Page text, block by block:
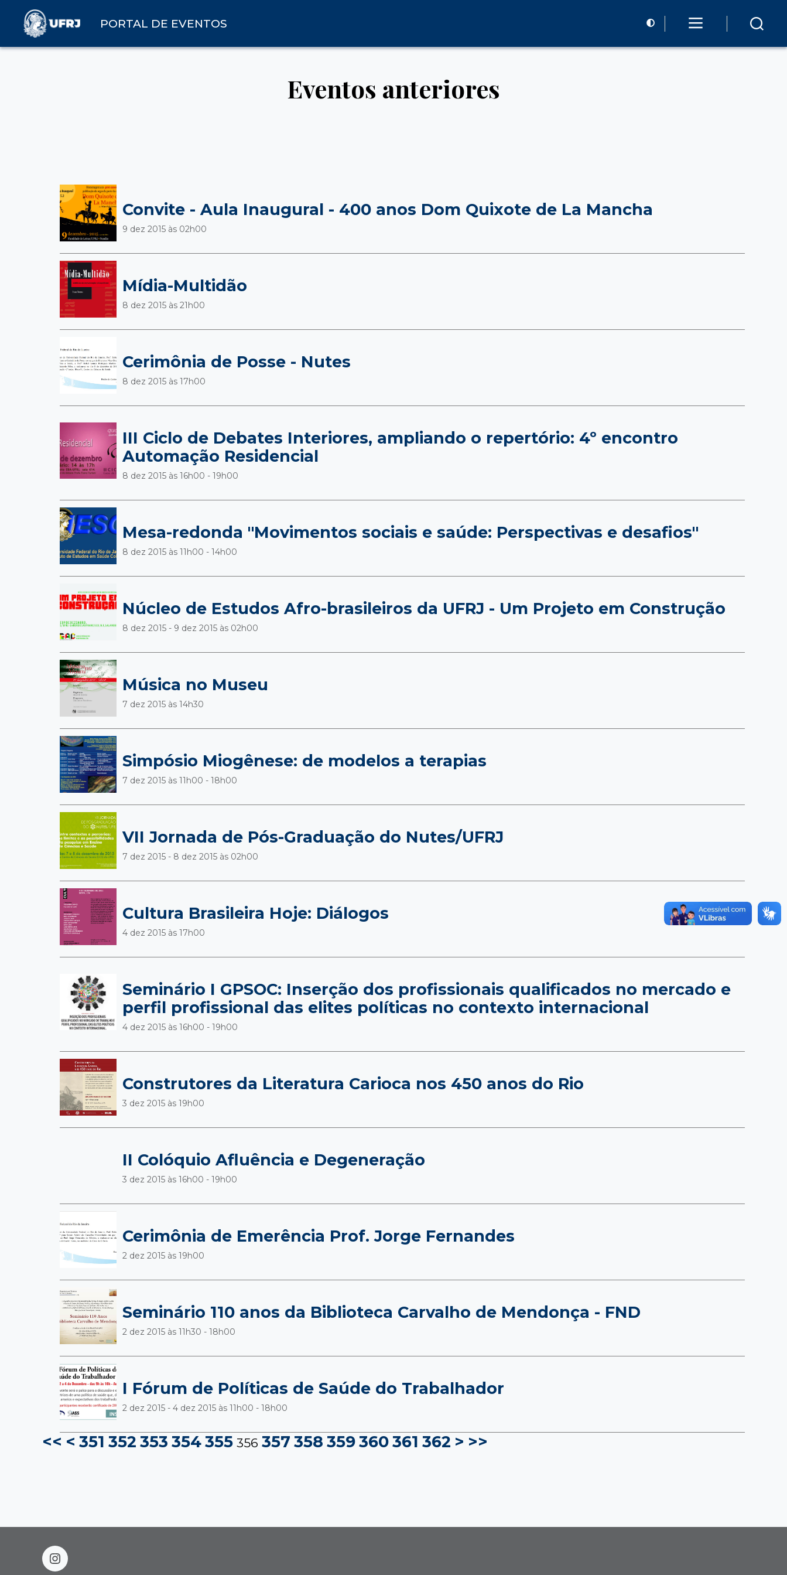
PORTAL DE EVENTOS
Eventos anteriores
Convite - Aula Inaugural - 400 anos Dom Quixote de La Mancha
9 dez 2015 às 02h00
Mídia-Multidão
8 dez 2015 às 21h00
Cerimônia de Posse - Nutes
8 dez 2015 às 17h00
III Ciclo de Debates Interiores, ampliando o repertório: 4º encontro
Automação Residencial
8 dez 2015 às 16h00 - 19h00
Mesa-redonda "Movimentos sociais e saúde: Perspectivas e desafios"
8 dez 2015 às 11h00 - 14h00
Núcleo de Estudos Afro-brasileiros da UFRJ - Um Projeto em Construção
8 dez 2015 - 9 dez 2015 às 02h00
Música no Museu
7 dez 2015 às 14h30
Simpósio Miogênese: de modelos a terapias
7 dez 2015 às 11h00 - 18h00
VII Jornada de Pós-Graduação do Nutes/UFRJ
7 dez 2015 - 8 dez 2015 às 02h00
Cultura Brasileira Hoje: Diálogos
4 dez 2015 às 17h00
Seminário I GPSOC: Inserção dos profissionais qualificados no mercado e
perfil profissional das elites políticas no contexto internacional
4 dez 2015 às 16h00 - 19h00
Construtores da Literatura Carioca nos 450 anos do Rio
3 dez 2015 às 19h00
II Colóquio Afluência e Degeneração
3 dez 2015 às 16h00 - 19h00
Cerimônia de Emerência Prof. Jorge Fernandes
2 dez 2015 às 19h00
Seminário 110 anos da Biblioteca Carvalho de Mendonça - FND
2 dez 2015 às 11h30 - 18h00
I Fórum de Políticas de Saúde do Trabalhador
2 dez 2015 - 4 dez 2015 às 11h00 - 18h00
<< < 351 352 353 354355 356 357 358 359360361 362 > >>
instagram